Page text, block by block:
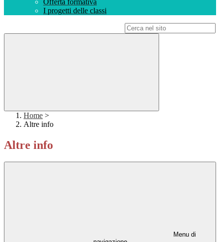
Offerta formativa
I progetti delle classi
Home >
Altre info
Altre info
Menu di